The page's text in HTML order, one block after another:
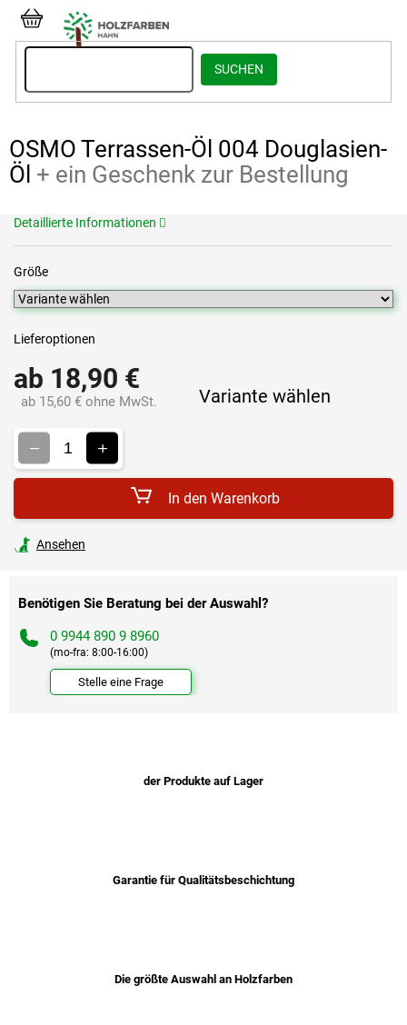
Inhalt
springen
SUCHEN
WARENKORB
OSMO Terrassen-Öl 004 Douglasien-
Öl + ein Geschenk zur Bestellung
ab 18,90 €
ab 15,60 € ohne MwSt. Variante wählen
Größe
Lieferoptionen
In den Warenkorb
Detaillierte Informationen
Ansehen
Benötigen Sie Beratung bei der Auswahl?
0 9944 890 9 8960
(mo-fra: 8:00-16:00)
Stelle eine Frage
der Produkte auf Lager
Garantie für Qualitätsbeschichtung
Die größte Auswahl an Holzfarben